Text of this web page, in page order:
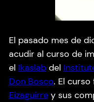
El pasado mes de
acudir al curso de
el Ikaslabdel
Don Bosco. El
Eizaguirrey sus